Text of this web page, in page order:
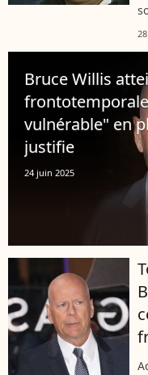
Bruce Willis
vulnérable" en
justifie
24 juin 2025